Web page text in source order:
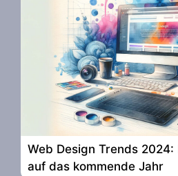
Web Design Trends
auf das kommende Jahr